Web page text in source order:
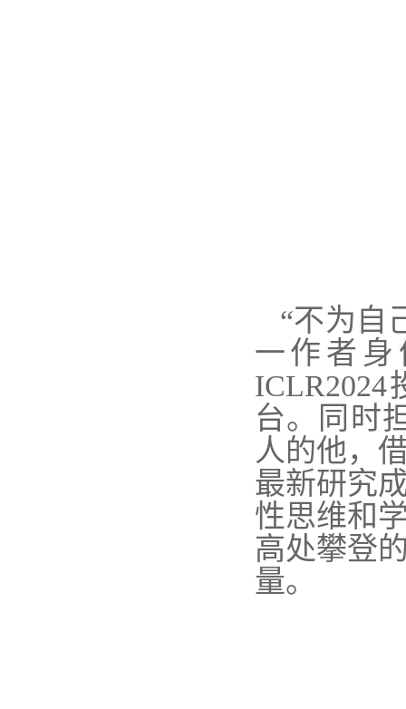
“不为自
一作者身
台。同时
人的他，
最新研究
性思维和
高处攀登
量。